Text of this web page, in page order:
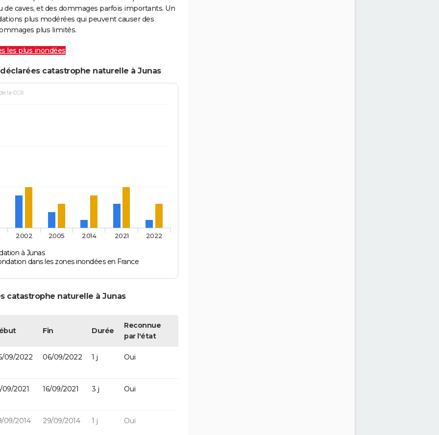
de caves, et des dommages parfois importants. Un
plus modérées qui peuvent causer des
plus limités.
les plus inondées
catastrophe naturelle à Junas
la CCR
à Junas
dans les zones inondées en France
2002 2005 2014 2021 2022
catastrophe naturelle à Junas
Fin Durée
Reconnue
par l'état
09/2022 06/09/2022 1 j Oui
09/2021 16/09/2021 3 j Oui
09/2014 29/09/2014 1 j Oui